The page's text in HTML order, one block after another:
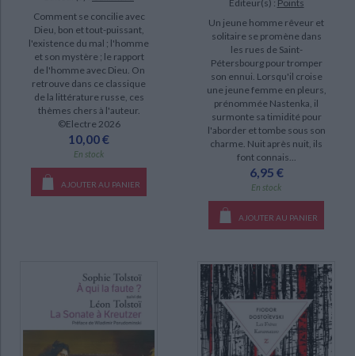
Comment se concilie avec
Dieu, bon et tout-puissant,
l'existence du mal ; l'homme
et son mystère ; le rapport
de l'homme avec Dieu. On
retrouve dans ce classique
de la littérature russe, ces
thèmes chers à l'auteur.
©Electre 2026
10,00 €
En stock
AJOUTER AU PANIER
Éditeur(s) : Points
Un jeune homme rêveur et
solitaire se promène dans
les rues de Saint-
Pétersbourg pour tromper
son ennui. Lorsqu'il croise
une jeune femme en pleurs,
prénommée Nastenka, il
surmonte sa timidité pour
l'aborder et tombe sous son
charme. Nuit après nuit, ils
font connais...
6,95 €
En stock
AJOUTER AU PANIER